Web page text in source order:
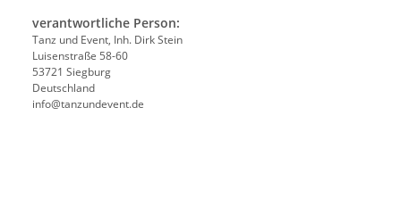
verantwortliche Person:
Tanz und Event, Inh. Dirk Stein
Luisenstraße 58-60
53721 Siegburg
Deutschland
info@tanzundevent.de